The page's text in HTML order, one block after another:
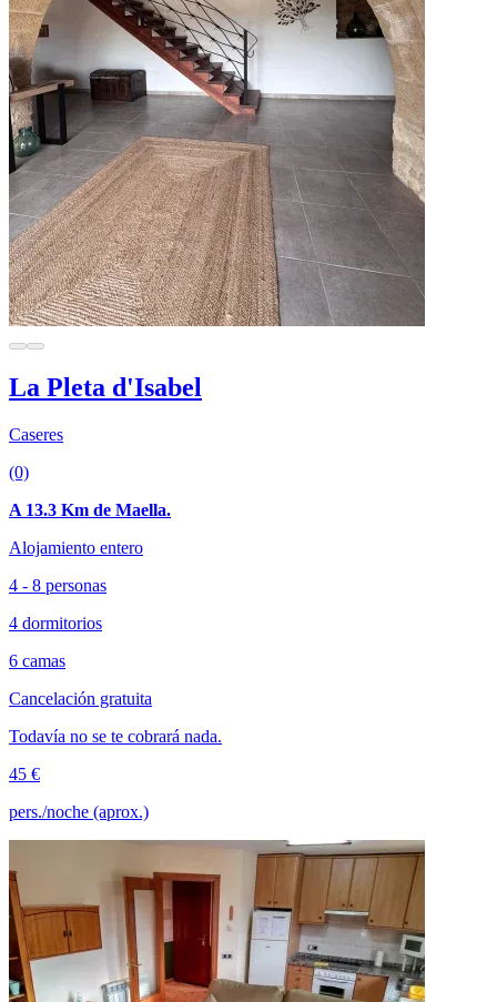
La Pleta d'Isabel
Caseres
(0)
A 13.3 Km de Maella.
Alojamiento entero
4 - 8 personas
4 dormitorios
6 camas
Cancelación gratuita
Todavía no se te cobrará nada.
45 €
pers./noche (aprox.)